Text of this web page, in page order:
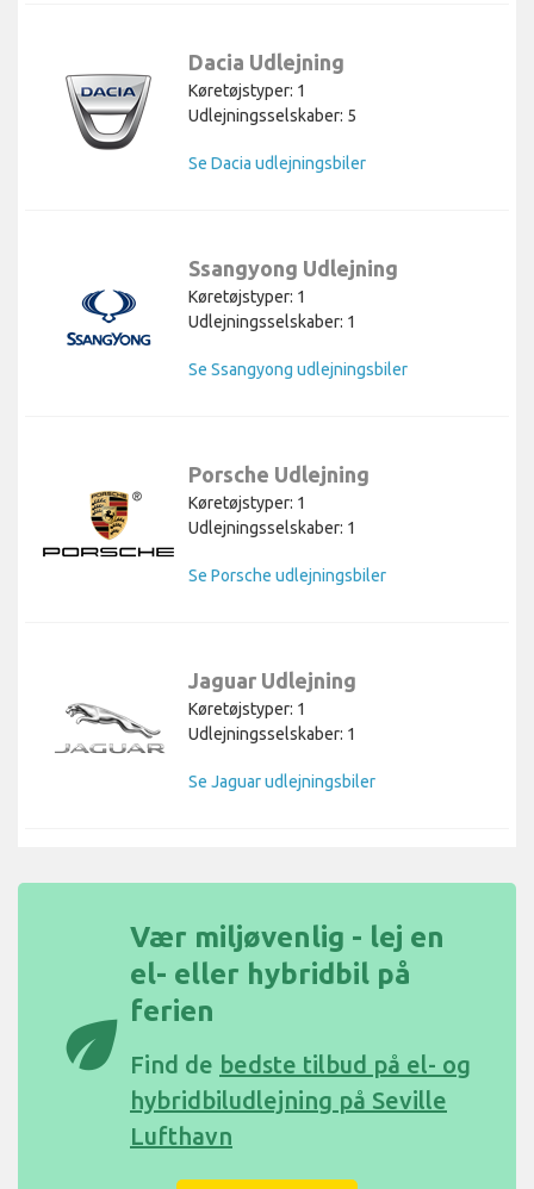
Dacia Udlejning
Køretøjstyper: 1
Udlejningsselskaber: 5
Se Dacia udlejningsbiler
Ssangyong Udlejning
Køretøjstyper: 1
Udlejningsselskaber: 1
Se Ssangyong udlejningsbiler
Porsche Udlejning
Køretøjstyper: 1
Udlejningsselskaber: 1
Se Porsche udlejningsbiler
Jaguar Udlejning
Køretøjstyper: 1
Udlejningsselskaber: 1
Se Jaguar udlejningsbiler
eco
Vær miljøvenlig - lej en
el- eller hybridbil på
ferien
Find de bedste tilbud på el- og
hybridbiludlejning på Seville
Lufthavn